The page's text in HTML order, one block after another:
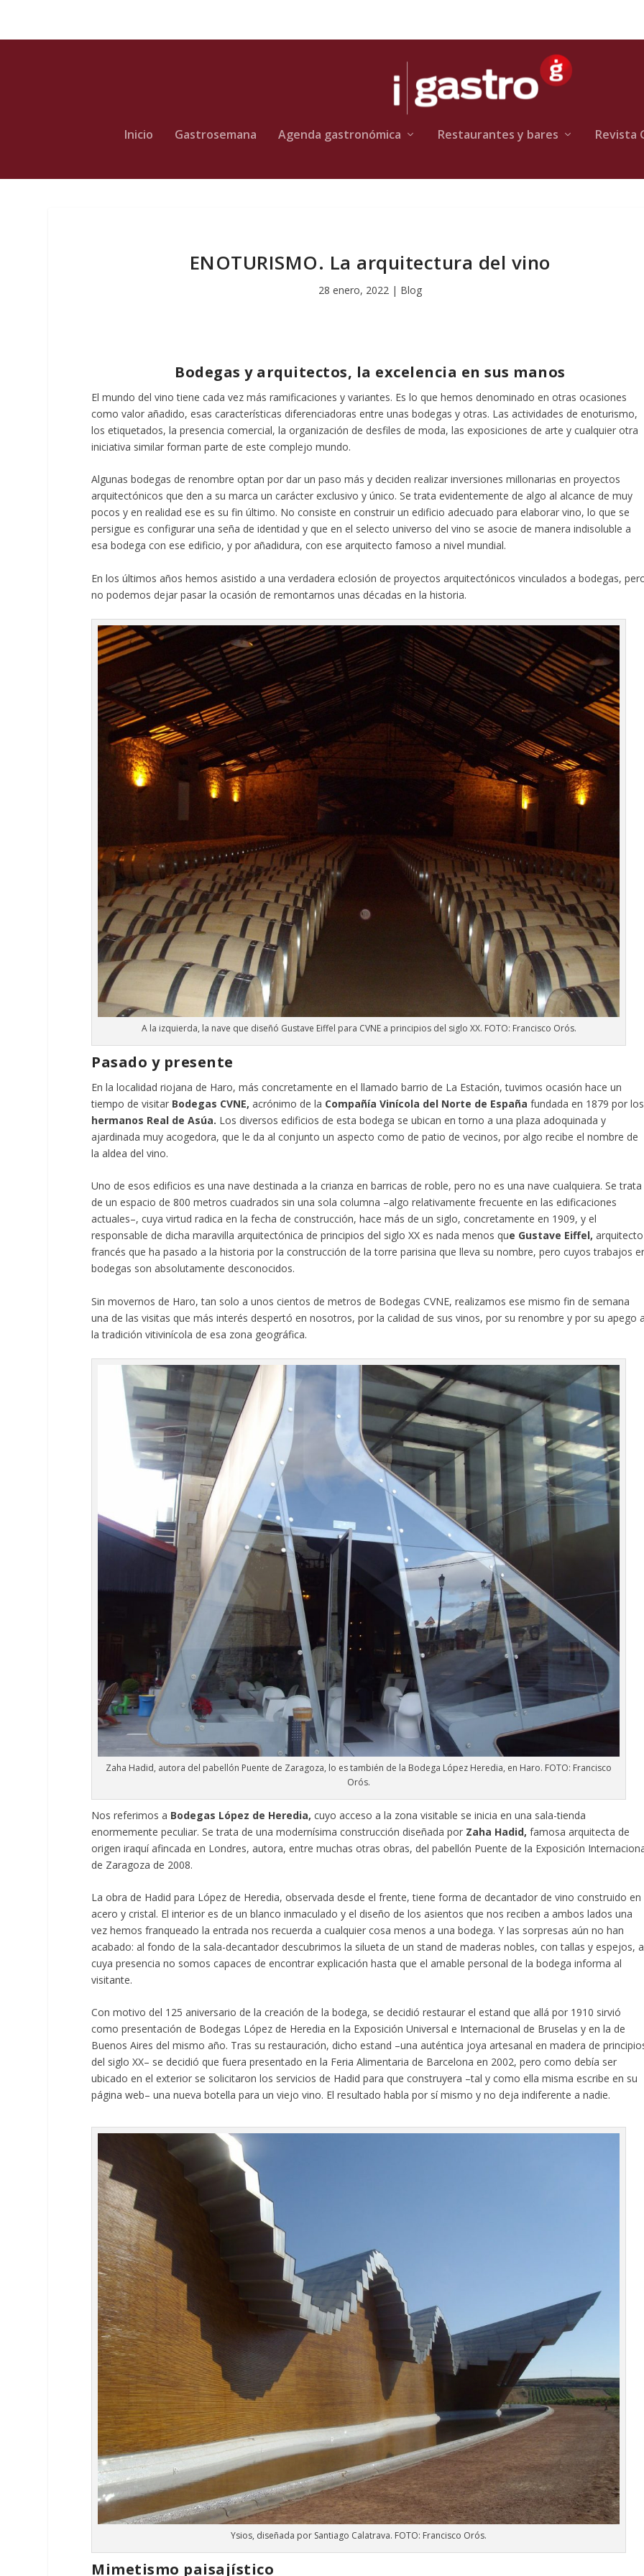
Inicio Gastrosemana Agenda gastronómica Restaurantes y bares Revista
ENOTURISMO. La arquitectura del vino
28 enero, 2022| Blog
Bodegas y arquitectos, la excelencia en sus manos
El mundo del vino tiene cada vez más ramificaciones y variantes. Es lo que hemos denominado en otras ocasiones
como valor añadido, esas características diferenciadoras entre unas bodegas y otras. Las actividades de enoturismo,
los etiquetados, la presencia comercial, la organización de desfiles de moda, las exposiciones de arte y cualquier otra
iniciativa similar forman parte de este complejo mundo.
Algunas bodegas de renombre optan por dar un paso más y deciden realizar inversiones millonarias en proyectos
arquitectónicos que den a su marca un carácter exclusivo y único. Se trata evidentemente de algo al alcance de muy
pocos y en realidad ese es su fin último. No consiste en construir un edificio adecuado para elaborar vino, lo que se
persigue es configurar una seña de identidad y que en el selecto universo del vino se asocie de manera indisoluble a
esa bodega con ese edificio, y por añadidura, con ese arquitecto famoso a nivel mundial.
En los últimos años hemos asistido a una verdadera eclosión de proyectos arquitectónicos vinculados a bodegas,
no podemos dejar pasar la ocasión de remontarnos unas décadas en la historia.
A la izquierda, la nave que diseñó Gustave Eiffel para CVNE a principios del siglo XX. FOTO: Francisco Orós.
Pasado y presente
En la localidad riojana de Haro, más concretamente en el llamado barrio de La Estación, tuvimos ocasión hace un
tiempo de visitar Bodegas CVNE, acrónimo de la Compañía Vinícola del Norte de España fundada en 1879 por los
hermanos Real de Asúa. Los diversos edificios de esta bodega se ubican en torno a una plaza adoquinada y
ajardinada muy acogedora, que le da al conjunto un aspecto como de patio de vecinos, por algo recibe el nombre de
la aldea del vino.
Uno de esos edificios es una nave destinada a la crianza en barricas de roble, pero no es una nave cualquiera. Se trata
de un espacio de 800 metros cuadrados sin una sola columna –algo relativamente frecuente en las edificaciones
actuales–, cuya virtud radica en la fecha de construcción, hace más de un siglo, concretamente en 1909, y el
responsable de dicha maravilla arquitectónica de principios del siglo XX es nada menos que Gustave Eiffel, arquitecto
francés que ha pasado a la historia por la construcción de la torre parisina que lleva su nombre, pero cuyos trabajos
bodegas son absolutamente desconocidos.
Sin movernos de Haro, tan solo a unos cientos de metros de Bodegas CVNE, realizamos ese mismo fin de semana
una de las visitas que más interés despertó en nosotros, por la calidad de sus vinos, por su renombre y por su apego
la tradición vitivinícola de esa zona geográfica.
Zaha Hadid, autora del pabellón Puente de Zaragoza, lo es también de la Bodega López Heredia, en Haro. FOTO: Francisco
Orós.
Nos referimos a Bodegas López de Heredia, cuyo acceso a la zona visitable se inicia en una sala-tienda
enormemente peculiar. Se trata de una modernísima construcción diseñada por Zaha Hadid, famosa arquitecta de
origen iraquí afincada en Londres, autora, entre muchas otras obras, del pabellón Puente de la Exposición
de Zaragoza de 2008.
La obra de Hadid para López de Heredia, observada desde el frente, tiene forma de decantador de vino construido en
acero y cristal. El interior es de un blanco inmaculado y el diseño de los asientos que nos reciben a ambos lados una
vez hemos franqueado la entrada nos recuerda a cualquier cosa menos a una bodega. Y las sorpresas aún no han
acabado: al fondo de la sala-decantador descubrimos la silueta de un stand de maderas nobles, con tallas y espejos, a
cuya presencia no somos capaces de encontrar explicación hasta que el amable personal de la bodega informa al
visitante.
Con motivo del 125 aniversario de la creación de la bodega, se decidió restaurar el estand que allá por 1910 sirvió
como presentación de Bodegas López de Heredia en la Exposición Universal e Internacional de Bruselas y en la de
Buenos Aires del mismo año. Tras su restauración, dicho estand –una auténtica joya artesanal en madera de
del siglo XX– se decidió que fuera presentado en la Feria Alimentaria de Barcelona en 2002, pero como debía ser
ubicado en el exterior se solicitaron los servicios de Hadid para que construyera –tal y como ella misma escribe en su
página web– una nueva botella para un viejo vino. El resultado habla por sí mismo y no deja indiferente a nadie.
Ysios, diseñada por Santiago Calatrava. FOTO: Francisco Orós.
Mimetismo paisajístico